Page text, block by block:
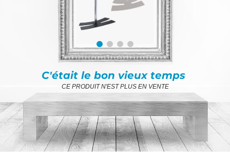
C'était le bon vieux temps
CE PRODUIT N'EST PLUS EN VENTE